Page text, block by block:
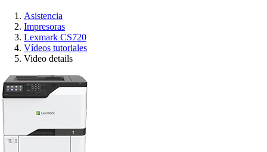
Asistencia
Impresoras
Lexmark CS720
Vídeos tutoriales
Video details